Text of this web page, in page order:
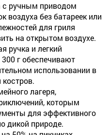
с ручным приводом
воздуха без батареек или
для гриля
на открытом воздухе.
ручка и легкий
г обеспечивают
использовании в
костров.
лагеря,
которым
для эффективного
дикой природе.